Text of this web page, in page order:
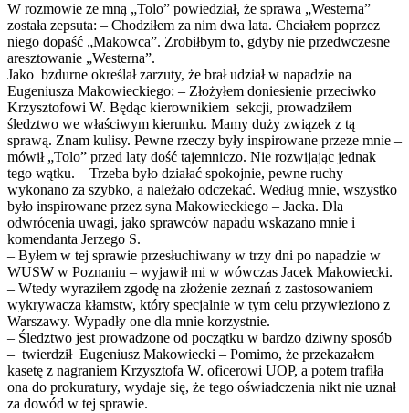
W rozmowie ze mną „Tolo” powiedział, że sprawa „Westerna”
została zepsuta: – Chodziłem za nim dwa lata. Chciałem poprzez
niego dopaść „Makowca”. Zrobiłbym to, gdyby nie przedwczesne
aresztowanie „Westerna”.
Jako bzdurne określał zarzuty, że brał udział w napadzie na
Eugeniusza Makowieckiego: – Złożyłem doniesienie przeciwko
Krzysztofowi W. Będąc kierownikiem sekcji, prowadziłem
śledztwo we właściwym kierunku. Mamy duży związek z tą
sprawą. Znam kulisy. Pewne rzeczy były inspirowane przeze mnie –
mówił „Tolo” przed laty dość tajemniczo. Nie rozwijając jednak
tego wątku. – Trzeba było działać spokojnie, pewne ruchy
wykonano za szybko, a należało odczekać. Według mnie, wszystko
było inspirowane przez syna Makowieckiego – Jacka. Dla
odwrócenia uwagi, jako sprawców napadu wskazano mnie i
komendanta Jerzego S.
– Byłem w tej sprawie przesłuchiwany w trzy dni po napadzie w
WUSW w Poznaniu – wyjawił mi w wówczas Jacek Makowiecki.
– Wtedy wyraziłem zgodę na złożenie zeznań z zastosowaniem
wykrywacza kłamstw, który specjalnie w tym celu przywieziono z
Warszawy. Wypadły one dla mnie korzystnie.
– Śledztwo jest prowadzone od początku w bardzo dziwny sposób
– twierdził Eugeniusz Makowiecki – Pomimo, że przekazałem
kasetę z nagraniem Krzysztofa W. oficerowi UOP, a potem trafiła
ona do prokuratury, wydaje się, że tego oświadczenia nikt nie uznał
za dowód w tej sprawie.